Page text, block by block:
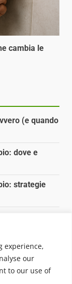
experience,
our
to our use of
cambia le
(e quando
dove e
strategie
che
di Jws Media